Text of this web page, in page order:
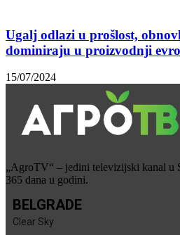
Ugalj odlazi u prošlost,
dominiraju u proizvodnji
15/07/2024
„AgroTV“ – jedini televizijski kanal u
365 dana u godini.
BELGRADE
Clear Sky